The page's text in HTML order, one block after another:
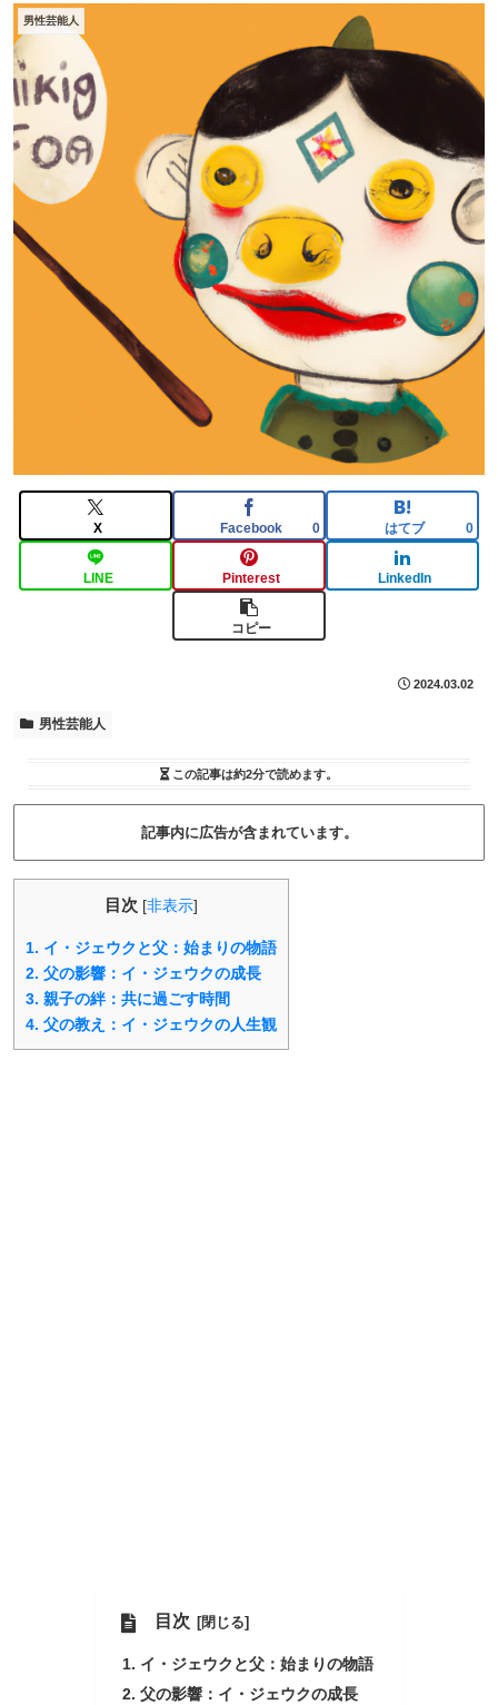
男性芸能人
X Facebook 0 はてブ 0
LINE Pinterest LinkedIn
コピー
2024.03.02
男性芸能人
この記事は約2分で読めます。
記事内に広告が含まれています。
目次 [非表示]
1. イ・ジェウクと父：始まりの物語
2. 父の影響：イ・ジェウクの成長
3. 親子の絆：共に過ごす時間
4. 父の教え：イ・ジェウクの人生観
目次
イ・ジェウクと父：始まりの物語
父の影響：イ・ジェウクの成長